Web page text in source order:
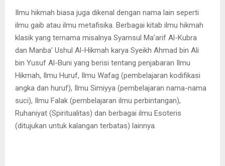
Ilmu hikmah biasa juga dikenal dengan nama lain seperti
ilmu gaib atau ilmu metafisika. Berbagai kitab ilmu hikmah
klasik yang ternama misalnya Syamsul Ma’arif Al-Kubra
dan Manba’ Ushul Al-Hikmah karya Syeikh Ahmad bin Ali
bin Yusuf Al-Buni yang berisi tentang penjabaran Ilmu
Hikmah, Ilmu Huruf, Ilmu Wafag (pembelajaran kodifikasi
angka dan huruf), Ilmu Simiyya (pembelajaran nama-nama
suci), Ilmu Falak (pembelajaran ilmu perbintangan),
Ruhaniyat (Spiritualitas) dan berbagai ilmu Esoteris
(ditujukan untuk kalangan terbatas) lainnya.